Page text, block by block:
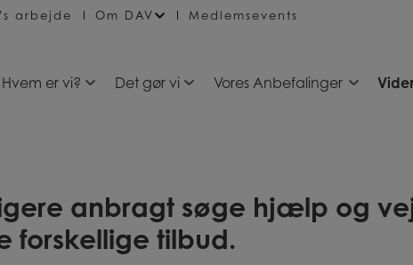
arbejde Om DAV Medlemsevents
Hvem er vi? Det gør vi Vores Anbefalinger
anbragt søge hjælp og
forskellige tilbud.